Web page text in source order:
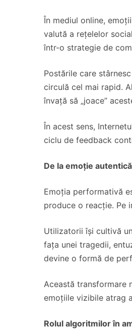
În mediul online,
valută a rețelelor
într-o strategie de
Postările care
circulă cel mai rapid.
învață să „joace”
În acest sens,
ciclu de feedback
De la emoție
Emoția performativă
produce o reacție. Pe
Utilizatorii își cultivă
fața unei tragedii,
devine o formă de
Această transformare
emoțiile vizibile atrag
Rolul algoritmilor în